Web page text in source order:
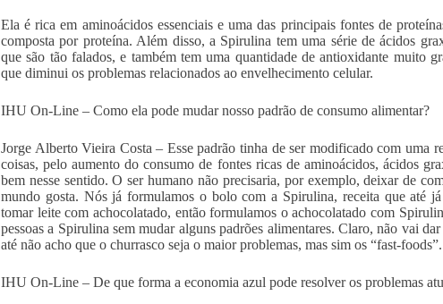
Ela é rica em aminoácidos essenciais e uma das principais fontes de
composta por proteína. Além disso, a Spirulina tem uma série de ácidos
que são tão falados, e também tem uma quantidade de antioxidante muito
que diminui os problemas relacionados ao envelhecimento celular.
IHU On-Line – Como ela pode mudar nosso padrão de consumo alimentar?
Jorge Alberto Vieira Costa – Esse padrão tinha de ser modificado com uma
coisas, pelo aumento do consumo de fontes ricas de aminoácidos, ácidos
bem nesse sentido. O ser humano não precisaria, por exemplo, deixar de
mundo gosta. Nós já formulamos o bolo com a Spirulina, receita que até
tomar leite com achocolatado, então formulamos o achocolatado com
pessoas a Spirulina sem mudar alguns padrões alimentares. Claro, não vai
até não acho que o churrasco seja o maior problemas, mas sim os “fast-foods”.
IHU On-Line – De que forma a economia azul pode resolver os problemas